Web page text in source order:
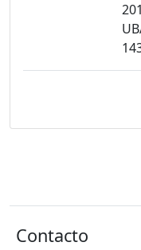
Contacto